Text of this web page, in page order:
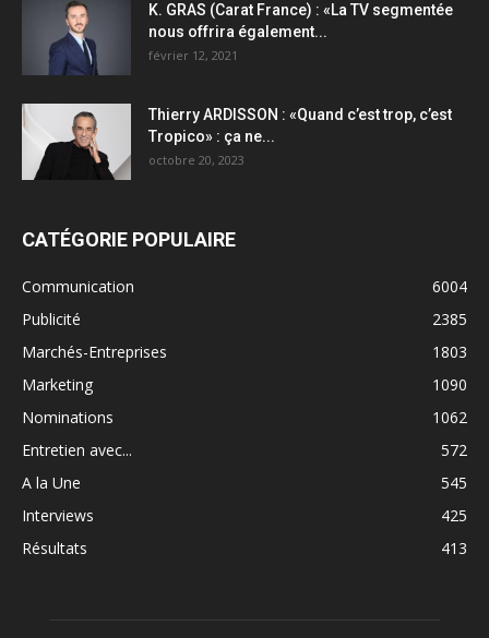
K. GRAS (Carat France) : «La TV segmentée
nous offrira également...
février 12, 2021
Thierry ARDISSON : «Quand c’est trop, c’est
Tropico» : ça ne...
octobre 20, 2023
CATÉGORIE POPULAIRE
Communication
6004
Publicité
2385
Marchés-Entreprises
1803
Marketing
1090
Nominations
1062
Entretien avec...
572
A la Une
545
Interviews
425
Résultats
413